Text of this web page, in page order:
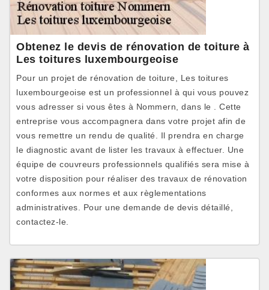
Obtenez le devis de rénovation de toiture à
Les toitures luxembourgeoise
Pour un projet de rénovation de toiture, Les toitures
luxembourgeoise est un professionnel à qui vous pouvez
vous adresser si vous êtes à Nommern, dans le . Cette
entreprise vous accompagnera dans votre projet afin de
vous remettre un rendu de qualité. Il prendra en charge
le diagnostic avant de lister les travaux à effectuer. Une
équipe de couvreurs professionnels qualifiés sera mise à
votre disposition pour réaliser des travaux de rénovation
conformes aux normes et aux règlementations
administratives. Pour une demande de devis détaillé,
contactez-le.